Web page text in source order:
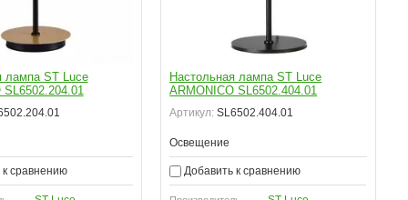
лампа ST Luce
сравнению
Настольная лампа ST Luce
ARMONICO SL6502.404.01
Артикул: SL6502.404.01
Освещение
Добавить к сравнению